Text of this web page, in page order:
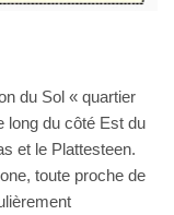
du Sol « quartier
long du côté Est du
et le Plattesteen.
toute proche de